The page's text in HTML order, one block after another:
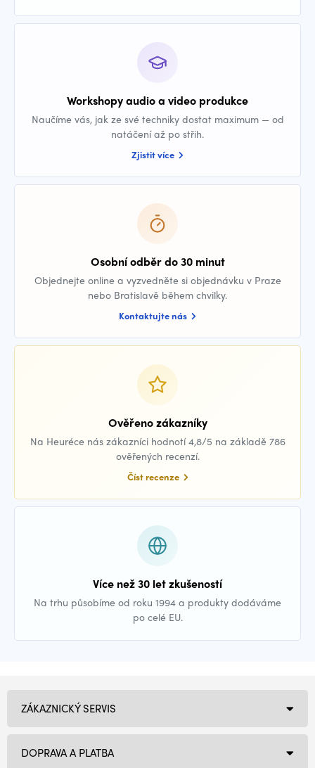
Workshopy audio a video produkce
Naučíme vás, jak ze své techniky dostat maximum — od
natáčení až po střih.
Zjistit více
Osobní odběr do 30 minut
Objednejte online a vyzvedněte si objednávku v Praze
nebo Bratislavě během chvilky.
Kontaktujte nás
Ověřeno zákazníky
Na Heuréce nás zákazníci hodnotí 4,8/5 na základě 786
ověřených recenzí.
Číst recenze
Více než 30 let zkušeností
Na trhu působíme od roku 1994 a produkty dodáváme
po celé EU.
ZÁKAZNICKÝ SERVIS
DOPRAVA A PLATBA